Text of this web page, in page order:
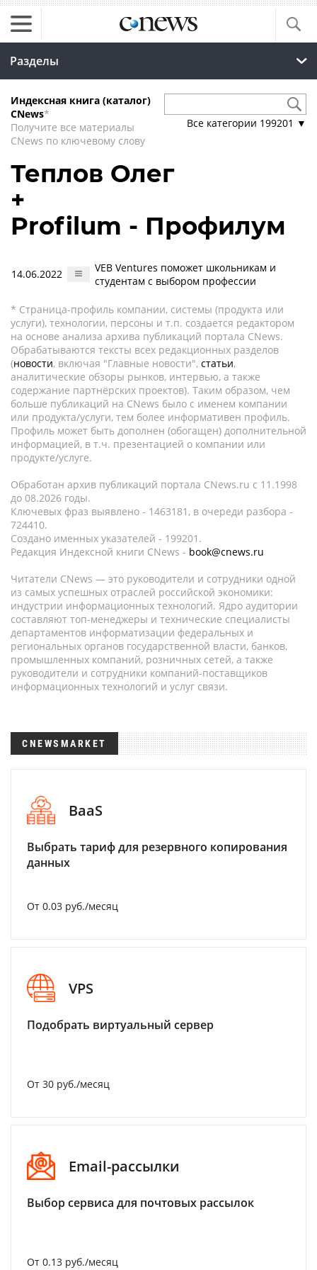
Разделы
Индексная книга (каталог)
CNews*
Получите все материалы
CNews по ключевому слову
Все категории 199201 ▼
Теплов Олег
+
Profilum - Профилум
14.06.2022
VEB Ventures поможет школьникам и
студентам с выбором профессии
* Страница-профиль компании, системы (продукта или
услуги), технологии, персоны и т.п. создается редактором
на основе анализа архива публикаций портала CNews.
Обрабатываются тексты всех редакционных разделов
(новости, включая "Главные новости", статьи,
аналитические обзоры рынков, интервью, а также
содержание партнёрских проектов). Таким образом, чем
больше публикаций на CNews было с именем компании
или продукта/услуги, тем более информативен профиль.
Профиль может быть дополнен (обогащен) дополнительной
информацией, в т.ч. презентацией о компании или
продукте/услуге.
Обработан архив публикаций портала CNews.ru c 11.1998
до 08.2026 годы.
Ключевых фраз выявлено - 1463181, в очереди разбора -
724410.
Создано именных указателей - 199201.
Редакция Индексной книги CNews - book@cnews.ru
Читатели CNews — это руководители и сотрудники одной
из самых успешных отраслей российской экономики:
индустрии информационных технологий. Ядро аудитории
составляют топ-менеджеры и технические специалисты
департаментов информатизации федеральных и
региональных органов государственной власти, банков,
промышленных компаний, розничных сетей, а также
руководители и сотрудники компаний-поставщиков
информационных технологий и услуг связи.
CNEWSMARKET
BaaS
Выбрать тариф для резервного копирования
данных
От 0.03 руб./месяц
VPS
Подобрать виртуальный сервер
От 30 руб./месяц
Email-рассылки
Выбор сервиса для почтовых рассылок
От 0.13 руб./месяц